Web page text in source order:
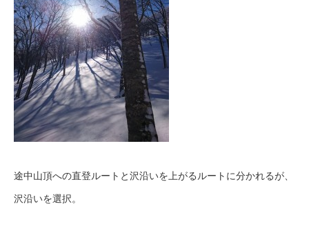
途中山頂への直登ルートと沢沿いを上がるルートに分かれるが、
沢沿いを選択。